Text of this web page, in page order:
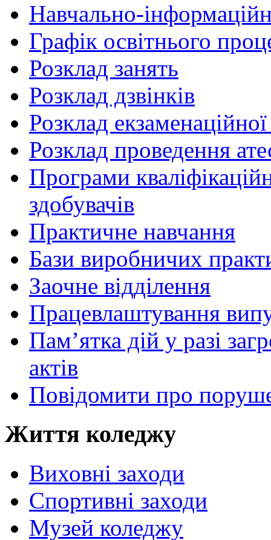
Навчально-
Графік освітнього
Розклад занять
Розклад дзвінків
Розклад екзаменаційної
Розклад проведення
Програми
здобувачів
Практичне навчання
Бази виробничих
Заочне відділення
Працевлаштування
Пам’ятка дій у разі
актів
Повідомити про
Життя коледжу
Виховні заходи
Спортивні заходи
Музей коледжу